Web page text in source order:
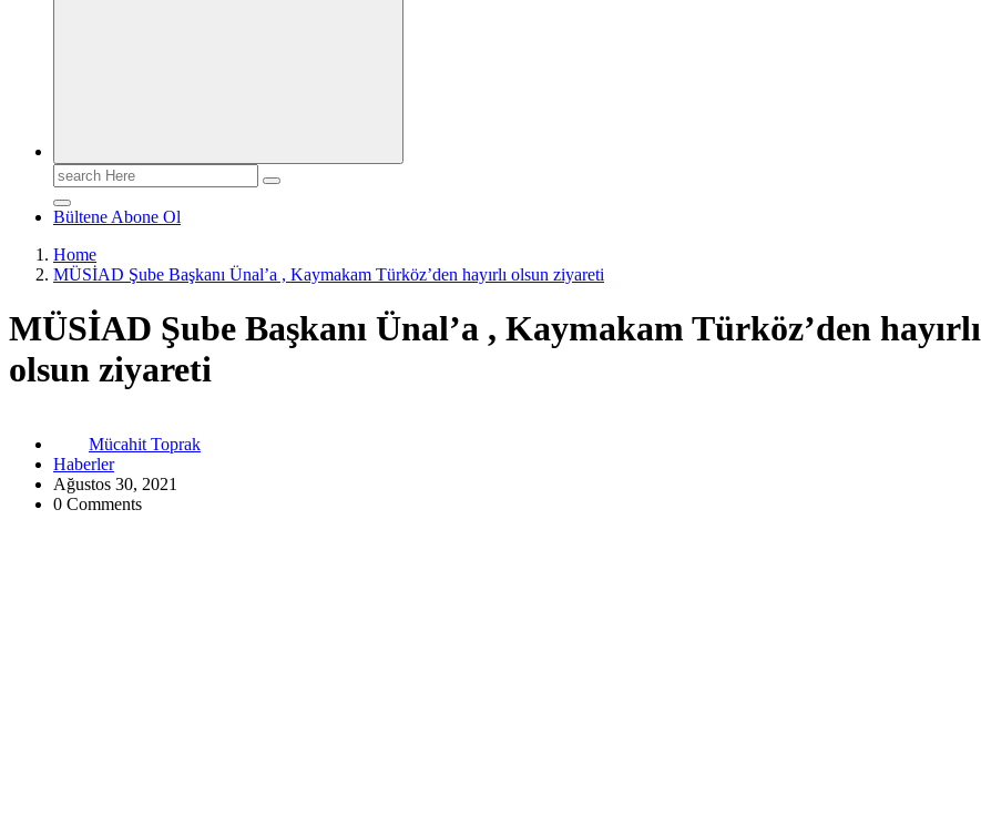
Search
for:
Bültene Abone Ol
Home
MÜSİAD Şube Başkanı Ünal’a , Kaymakam Türköz’den hayırlı olsun ziyareti
MÜSİAD Şube Başkanı Ünal’a , Kaymakam Türköz’den hayırlı
olsun ziyareti
Mücahit Toprak
Haberler
Ağustos 30, 2021
0 Comments